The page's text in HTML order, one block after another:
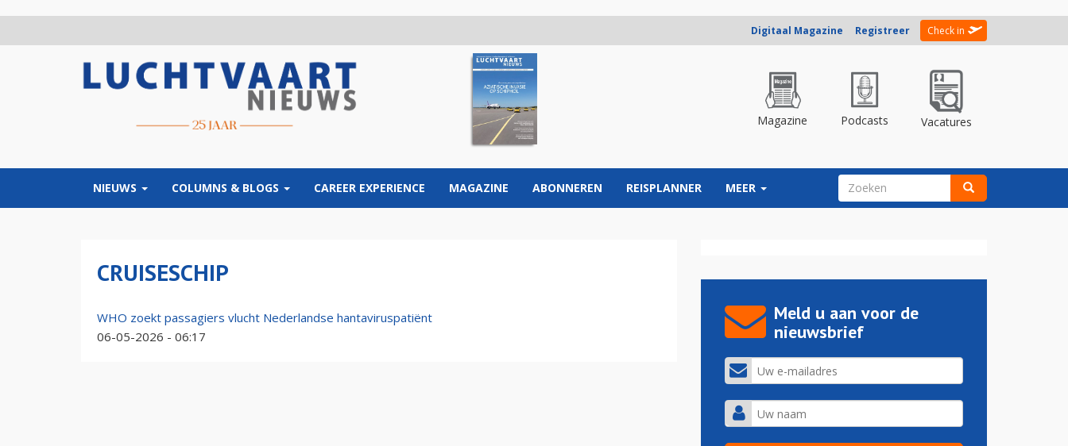
Digitaal Magazine Registreer Check in
Magazine Podcasts Vacatures
NIEUWS COLUMNS & BLOGS CAREER EXPERIENCE MAGAZINE ABONNEREN REISPLANNER MEER ZOEKVELD
CRUISESCHIP
WHO zoekt passagiers vlucht Nederlandse hantaviruspatiënt
06-05-2026 - 06:17
Meld u aan voor de
nieuwsbrief